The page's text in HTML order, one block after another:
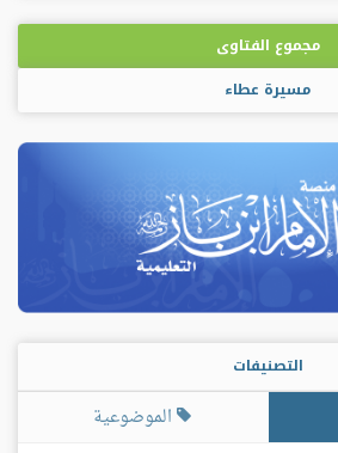
مجموع الفتاوى
مسيرة عطاء
التصنيفات
الموضوعية